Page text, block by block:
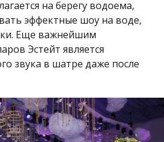
на берегу водоема,
эффектные шоу на воде,
Еще важнейшим
Эстейт является
звука в шатре даже после